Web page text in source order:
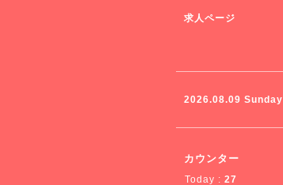
求人ページ
2026.08.09 Sunday
カウンター
Today : 27